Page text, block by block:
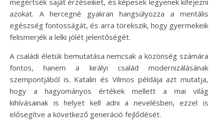
megértsék saját érzéseiket, és képesek legyenek kifejezni
azokat. A hercegné gyakran hangsúlyozza a mentális
egészség fontosságát, és arra törekszik, hogy gyermekeik
felismerjék a lelki jólét jelentőségét.
A családi életük bemutatása nemcsak a közönség számára
fontos, hanem a királyi család modernizálásának
szempontjából is. Katalin és Vilmos példája azt mutatja,
hogy a hagyományos értékek mellett a mai világ
kihívásainak is helyet kell adni a nevelésben, ezzel is
elősegítve a következő generáció fejlődését.